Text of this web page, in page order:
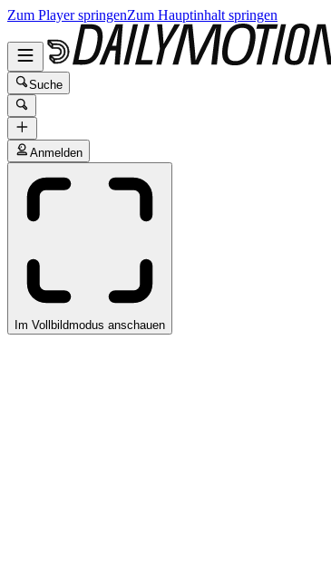
Zum Player springenZum Hauptinhalt springen
Suche
Anmelden
Im Vollbildmodus anschauen